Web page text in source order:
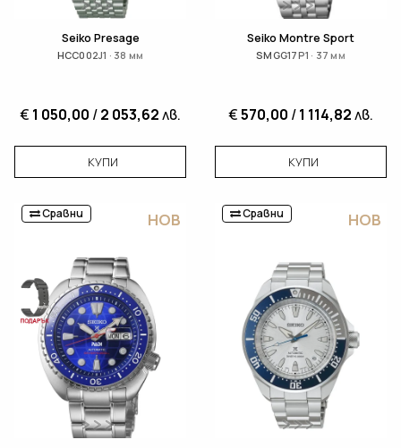
Seiko Presage
HCC002J1 · 38 мм
€ 1 050,00 /2 053,62лв.
КУПИ
Seiko Montre Sport
SMGG17P1 · 37 мм
€570,00 /1 114,82лв.
КУПИ
Сравни НОВ Сравни НОВ